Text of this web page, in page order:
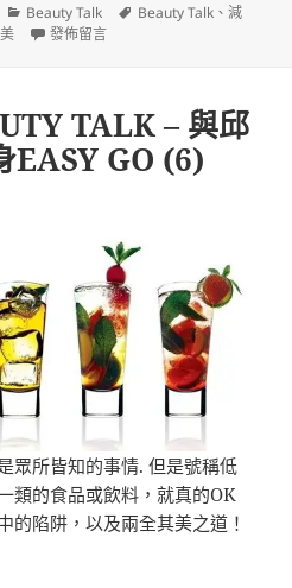
分
類
Beauty Talk
標
Beauty Talk 、減
在〈[Video] Beauty Talk – 與邱醫師
發佈留言
TALK – 與邱
EASY GO (6)
眾所皆知的事情. 但是號稱低
類的食品或飲料，就真的OK
的陷阱，以及兩全其美之道！
TALK – 與邱醫師有約之瘦身